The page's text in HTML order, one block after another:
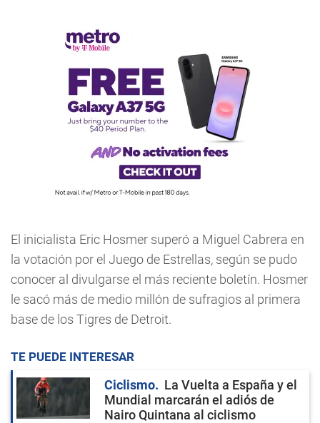
El inicialista Eric Hosmer superó a Miguel Cabrera en
la votación por el Juego de Estrellas, según se pudo
conocer al divulgarse el más reciente boletín. Hosmer
le sacó más de medio millón de sufragios al primera
base de los Tigres de Detroit.
TE PUEDE INTERESAR
Ciclismo
La Vuelta a España y el
Mundial marcarán el adiós de
Nairo Quintana al ciclismo